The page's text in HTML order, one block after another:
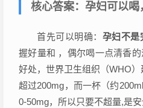
核心答案：孕妇可以喝
首先可以明确： 孕妇不是
握好量和 ，偶尔喝一点清香
好处，世界卫生组织（WHO
超过200mg，而一杯（约
0-50mg，所以只要不超量,是安